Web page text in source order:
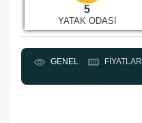
5
YATAK ODASI
GENEL FIYATLAR